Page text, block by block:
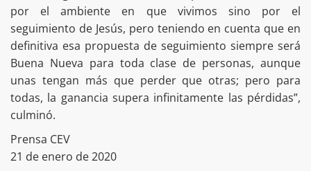
por el ambiente en que vivimos sino por el
seguimiento de Jesús, pero teniendo en cuenta que en
definitiva esa propuesta de seguimiento siempre será
Buena Nueva para toda clase de personas, aunque
unas tengan más que perder que otras; pero para
todas, la ganancia supera infinitamente las pérdidas”,
culminó.
Prensa CEV
21 de enero de 2020